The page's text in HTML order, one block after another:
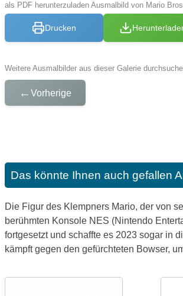
als PDF herunterzuladen Ausmalbild von Mario
Drucken
Weitere Ausmalbilder aus dieser Galerie
← Vorherige
Das könnte Ihnen auch gefallen
Die Figur des Klempners Mario, der von
berühmten Konsole NES (Nintendo
fortgesetzt und schaffte es 2023 sogar in
kämpft gegen den gefürchteten Bowser,